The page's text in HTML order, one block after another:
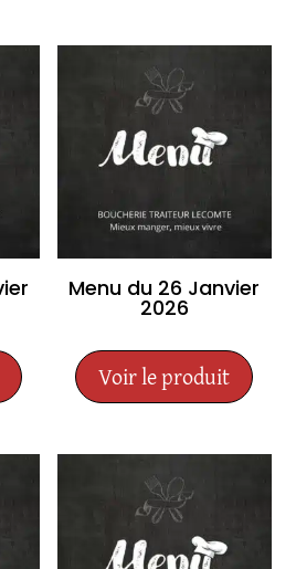
Menu du 26 Janvier
2026
Voir le produit